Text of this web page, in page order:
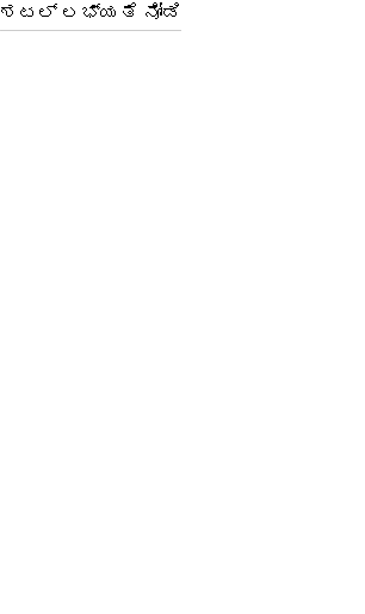
ಶಟಲ್ ಲಭ್ಯತೆ ನೋಡಿ